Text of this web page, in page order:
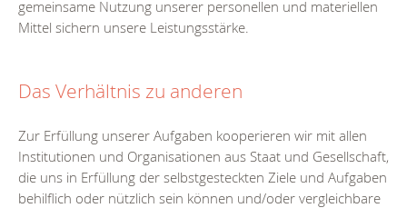
gemeinsame Nutzung unserer personellen und materiellen
Mittel sichern unsere Leistungsstärke.
Das Verhältnis zu anderen
Zur Erfüllung unserer Aufgaben kooperieren wir mit allen
Institutionen und Organisationen aus Staat und Gesellschaft,
die uns in Erfüllung der selbstgesteckten Ziele und Aufgaben
behilflich oder nützlich sein können und/oder vergleichbare